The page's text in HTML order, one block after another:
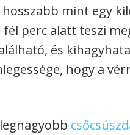
hosszabb mint egy
fél perc alatt teszi
és
hogy a